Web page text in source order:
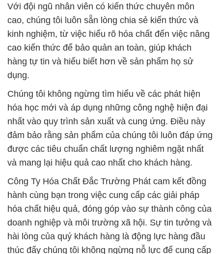
Với đội ngũ nhân viên có kiến thức chuyên môn
cao, chúng tôi luôn sẵn lòng chia sẻ kiến thức và
kinh nghiệm, từ việc hiểu rõ hóa chất đến việc nâng
cao kiến thức để bảo quản an toàn, giúp khách
hàng tự tin và hiểu biết hơn về sản phẩm họ sử
dụng.
Chúng tôi không ngừng tìm hiểu về các phát hiện
hóa học mới và áp dụng những công nghệ hiện đại
nhất vào quy trình sản xuất và cung ứng. Điều này
đảm bảo rằng sản phẩm của chúng tôi luôn đáp ứng
được các tiêu chuẩn chất lượng nghiêm ngặt nhất
và mang lại hiệu quả cao nhất cho khách hàng.
Công Ty Hóa Chất Đắc Trường Phát cam kết đồng
hành cùng bạn trong việc cung cấp các giải pháp
hóa chất hiệu quả, đóng góp vào sự thành công của
doanh nghiệp và môi trường xã hội. Sự tin tưởng và
hài lòng của quý khách hàng là động lực hàng đầu
thúc đẩy chúng tôi không ngừng nỗ lực để cung cấp